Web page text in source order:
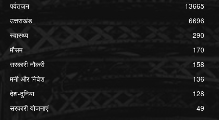
पर्वतजन
13665
उत्तराखंड
6696
स्वास्थ्य
290
मौसम
170
सरकारी नौकरी
158
मनी और निवेश
136
देश-दुनिया
128
सरकारी योजनाएं
49